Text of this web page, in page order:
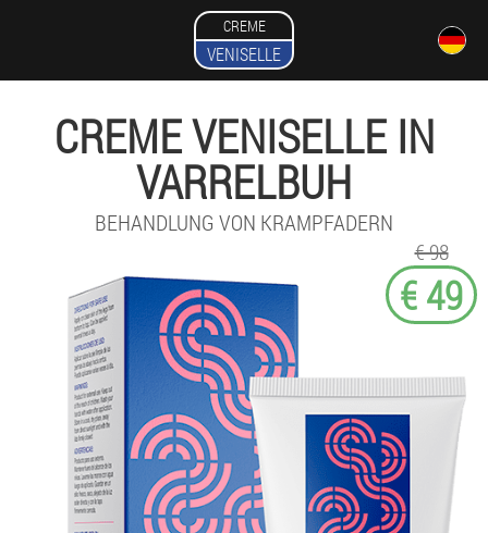
CREME
VENISELLE
CREME VENISELLE IN
VARRELBUH
BEHANDLUNG VON KRAMPFADERN
€ 98
€ 49